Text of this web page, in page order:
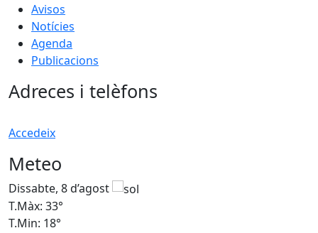
Avisos
Notícies
Agenda
Publicacions
Adreces i telèfons
Accedeix
Meteo
Dissabte, 8 d’agost
T.Màx: 33°
T.Min: 18°